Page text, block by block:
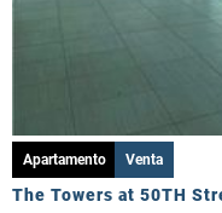
Apartamento Venta
The Towers at 50TH